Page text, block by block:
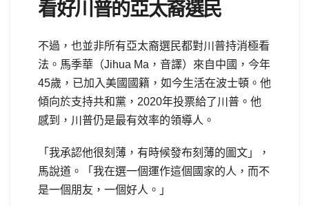
看好川普的亞太裔選民
不過，也並非所有亞太裔選民都對川普持消極看
法。馬季華（Jihua Ma，音譯）來自中國，今年
45歲，已加入美國國籍，如今生活在波士頓。他
傾向於支持共和黨，2020年投票給了川普。他
感到，川普仍是最有效率的領導人。
「我承認他很刻薄，有時候發布刻薄的圖文」，
馬說道。「我在選一個運作這個國家的人，而不
是一個朋友，一個好人。」